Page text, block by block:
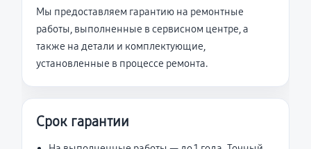
Мы предоставляем гарантию на ремонтные
работы, выполненные в сервисном центре, а
также на детали и комплектующие,
установленные в процессе ремонта.
Срок гарантии